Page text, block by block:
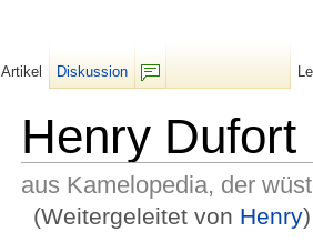
Henry Dufort
aus Kamelopedia, der
(Weitergeleitet von Henry)
Artikel
Diskussion